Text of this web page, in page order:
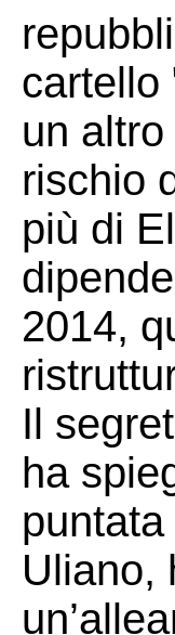
cartello
un
rischio
più di
2014,
Il
ha
Uliano,